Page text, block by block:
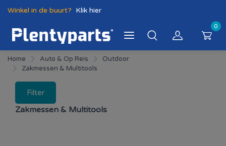
Winkel in de buurt? Klik hier
0
Home Auto & Op Reis
Outdoor
Zakmessen & Multitools
Filter
Zakmessen & Multitools